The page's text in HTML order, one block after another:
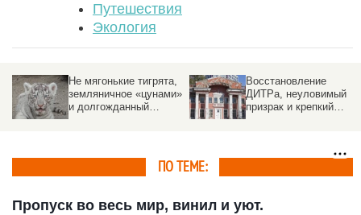
Путешествия
Экология
Не мягонькие тигрята,
земляничное «цунами»
и долгожданный
Восстановление
ДИТРа, неуловимый
призрак и крепкий
ПО ТЕМЕ:
Пропуск во весь мир, винил и уют.